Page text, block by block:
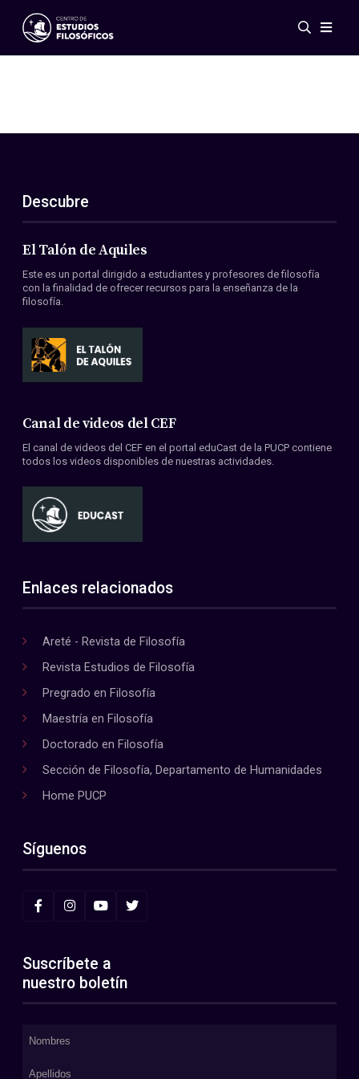
Eventos
ES
EN
Acerca de nosotros
Miembros
Convenios
Descubre
El Talón de Aquiles
Este es un portal dirigido a estudiantes y profesores de filosofía
con la finalidad de ofrecer recursos para la enseñanza de la
filosofía.
Canal de videos del CEF
El canal de videos del CEF en el portal eduCast de la PUCP contiene
todos los videos disponibles de nuestras actividades.
Enlaces relacionados
Areté - Revista de Filosofía
Revista Estudios de Filosofía
Pregrado en Filosofía
Maestría en Filosofía
Doctorado en Filosofía
Sección de Filosofía, Departamento de Humanidades
Home PUCP
Síguenos
Suscríbete a
nuestro boletín